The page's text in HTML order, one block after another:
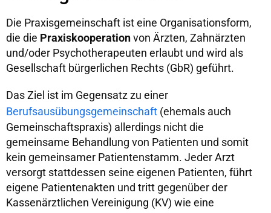
Die Praxisgemeinschaft ist eine Organisationsform,
die die Praxiskooperation von Ärzten, Zahnärzten
und/oder Psychotherapeuten erlaubt und wird als
Gesellschaft bürgerlichen Rechts (GbR) geführt.
Das Ziel ist im Gegensatz zu einer
Berufsausübungsgemeinschaft (ehemals auch
Gemeinschaftspraxis) allerdings nicht die
gemeinsame Behandlung von Patienten und somit
kein gemeinsamer Patientenstamm. Jeder Arzt
versorgt stattdessen seine eigenen Patienten, führt
eigene Patientenakten und tritt gegenüber der
Kassenärztlichen Vereinigung (KV) wie eine